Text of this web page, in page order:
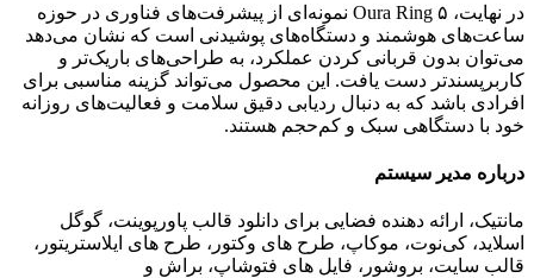
در نهایت، Oura Ring ۵ نمونه‌ای از پیشرفت‌های فناوری در حوزه
ساعت‌های هوشمند و دستگاه‌های پوشیدنی است که نشان می‌دهد
می‌توان بدون قربانی کردن عملکرد، به طراحی‌های باریک‌تر و
کاربرپسندتر دست یافت. این محصول می‌تواند گزینه مناسبی برای
افرادی باشد که به دنبال ردیابی دقیق سلامت و فعالیت‌های روزانه
خود با دستگاهی سبک و کم‌حجم هستند.
درباره مدیر سیستم
مانتیک، ارائه دهنده فضایی برای دانلود قالب پاورپوینت، گوگل
اسلاید، کی‌نوت، موکاپ، طرح های وکتور، طرح های ایلاستریتور،
قالب سایت، بروشور، فایل های فتوشاپ، براش و